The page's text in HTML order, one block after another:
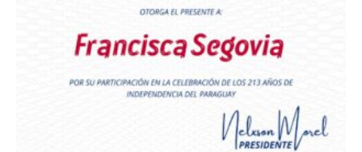
Radio Tribuna Abierta
Radio Tribuna Abierta
Radio Oñondivepa Paraguay
Premio Orgullo Paraguayo